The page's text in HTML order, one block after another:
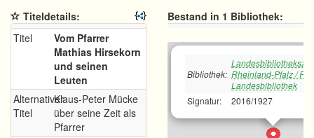
Titeldetails:
Titel
Vom Pfarrer
Mathias Hirsekorn
und seinen
Leuten
Alternativer
Titel
Klaus-Peter Mücke
über seine Zeit als
Pfarrer
Bestand in 1 Bibliothek:
Bibliothek: Rheinland-Pfalz /
Landesbibliothek
Signatur:
2016/1927